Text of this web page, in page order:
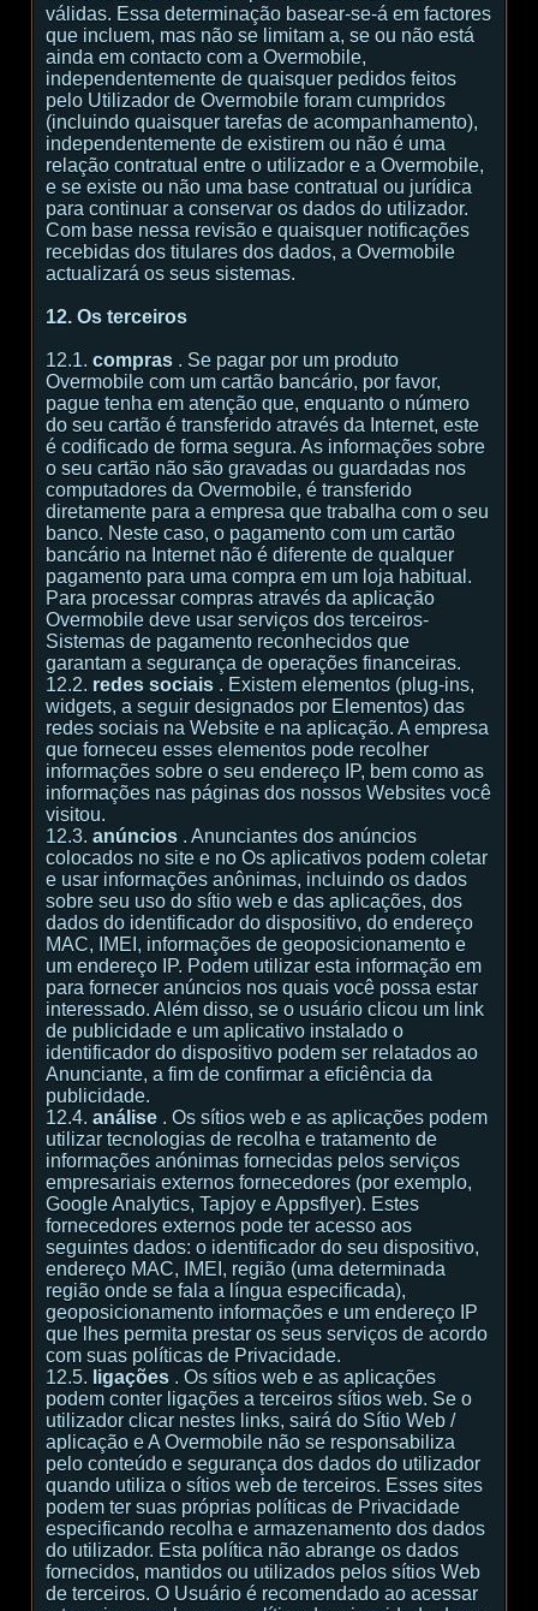
válidas. Essa determinação basear-se-á em factores
que incluem, mas não se limitam a, se ou não está
ainda em contacto com a Overmobile,
independentemente de quaisquer pedidos feitos
pelo Utilizador de Overmobile foram cumpridos
(incluindo quaisquer tarefas de acompanhamento),
independentemente de existirem ou não é uma
relação contratual entre o utilizador e a Overmobile,
e se existe ou não uma base contratual ou jurídica
para continuar a conservar os dados do utilizador.
Com base nessa revisão e quaisquer notificações
recebidas dos titulares dos dados, a Overmobile
actualizará os seus sistemas.
12. Os terceiros
12.1. compras . Se pagar por um produto
Overmobile com um cartão bancário, por favor,
pague tenha em atenção que, enquanto o número
do seu cartão é transferido através da Internet, este
é codificado de forma segura. As informações sobre
o seu cartão não são gravadas ou guardadas nos
computadores da Overmobile, é transferido
diretamente para a empresa que trabalha com o seu
banco. Neste caso, o pagamento com um cartão
bancário na Internet não é diferente de qualquer
pagamento para uma compra em um loja habitual.
Para processar compras através da aplicação
Overmobile deve usar serviços dos terceiros-
Sistemas de pagamento reconhecidos que
garantam a segurança de operações financeiras.
12.2. redes sociais . Existem elementos (plug-ins,
widgets, a seguir designados por Elementos) das
redes sociais na Website e na aplicação. A empresa
que forneceu esses elementos pode recolher
informações sobre o seu endereço IP, bem como as
informações nas páginas dos nossos Websites você
visitou.
12.3. anúncios . Anunciantes dos anúncios
colocados no site e no Os aplicativos podem coletar
e usar informações anônimas, incluindo os dados
sobre seu uso do sítio web e das aplicações, dos
dados do identificador do dispositivo, do endereço
MAC, IMEI, informações de geoposicionamento e
um endereço IP. Podem utilizar esta informação em
para fornecer anúncios nos quais você possa estar
interessado. Além disso, se o usuário clicou um link
de publicidade e um aplicativo instalado o
identificador do dispositivo podem ser relatados ao
Anunciante, a fim de confirmar a eficiência da
publicidade.
12.4. análise . Os sítios web e as aplicações podem
utilizar tecnologias de recolha e tratamento de
informações anónimas fornecidas pelos serviços
empresariais externos fornecedores (por exemplo,
Google Analytics, Tapjoy e Appsflyer). Estes
fornecedores externos pode ter acesso aos
seguintes dados: o identificador do seu dispositivo,
endereço MAC, IMEI, região (uma determinada
região onde se fala a língua especificada),
geoposicionamento informações e um endereço IP
que lhes permita prestar os seus serviços de acordo
com suas políticas de Privacidade.
12.5. ligações . Os sítios web e as aplicações
podem conter ligações a terceiros sítios web. Se o
utilizador clicar nestes links, sairá do Sítio Web /
aplicação e A Overmobile não se responsabiliza
pelo conteúdo e segurança dos dados do utilizador
quando utiliza o sítios web de terceiros. Esses sites
podem ter suas próprias políticas de Privacidade
especificando recolha e armazenamento dos dados
do utilizador. Esta política não abrange os dados
fornecidos, mantidos ou utilizados pelos sítios Web
de terceiros. O Usuário é recomendado ao acessar